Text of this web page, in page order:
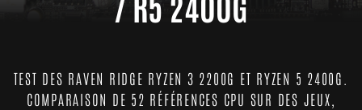
TEST DES RAVEN RIDGE RYZEN 3 2200G ET RYZEN 5 2400G.
COMPARAISON DE 52 RÉFÉRENCES CPU SUR DES JEUX,